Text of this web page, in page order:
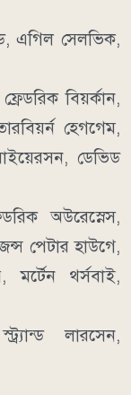
এগিল সেলভিক,
বিয়র্কান,
হেগগেম,
ডেভিড
অউরেস্নেস,
পেটার হাউগে,
থর্সবাই,
লারসেন,